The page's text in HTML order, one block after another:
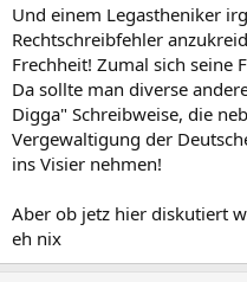
Und einem Legastheniker
Rechtschreibfehler
Frechheit! Zumal sich seine
Da sollte man diverse
Digga" Schreibweise, die
Vergewaltigung der
ins Visier nehmen!
Aber ob jetz hier diskutiert
eh nix